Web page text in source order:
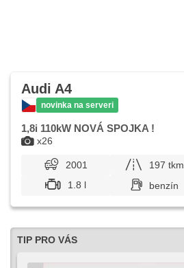
x26
Audi A4
novinka na serveri
1,8i 110kW NOVÁ SPOJKA !
2001 197 tkm
1.8 l
benzín
TIP PRO VÁS